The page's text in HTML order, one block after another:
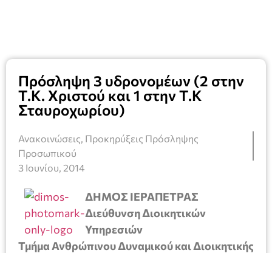
Πρόσληψη 3 υδρονομέων (2 στην
Τ.Κ. Χριστού και 1 στην Τ.Κ
Σταυροχωρίου)
Ανακοινώσεις Προκηρύξεις Πρόσληψης
Προσωπικού
3 Ιουνίου, 2014
ΔΗΜΟΣ ΙΕΡΑΠΕΤΡΑΣ
Διεύθυνση Διοικητικών
Υπηρεσιών
Τμήμα Ανθρώπινου Δυναμικού και Διοικητικής